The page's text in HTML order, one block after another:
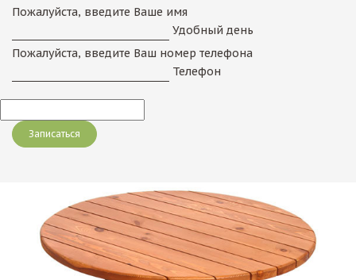
Пожалуйста, введите Ваше имя
Удобный день
Пожалуйста, введите Ваш номер телефона
Телефон